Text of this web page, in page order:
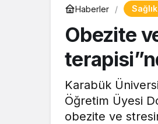
Haberler Sağlık
Obezite
Karabük
Öğretim Üyesi
obezite ve